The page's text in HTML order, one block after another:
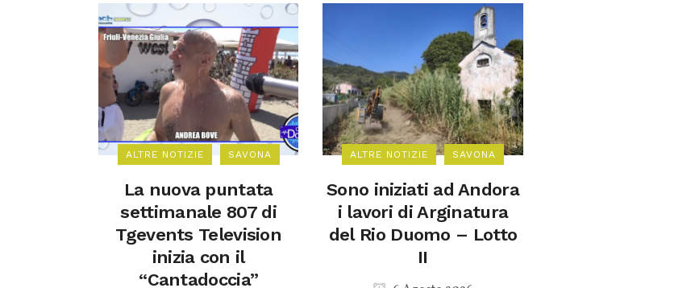
ALTRE NOTIZIE SAVONA
La nuova puntata
settimanale 807 di
Tgevents Television
inizia con il
“Cantadoccia”
ALTRE NOTIZIE SAVONA
Sono iniziati ad Andora
i lavori di Arginatura
del Rio Duomo – Lotto
II